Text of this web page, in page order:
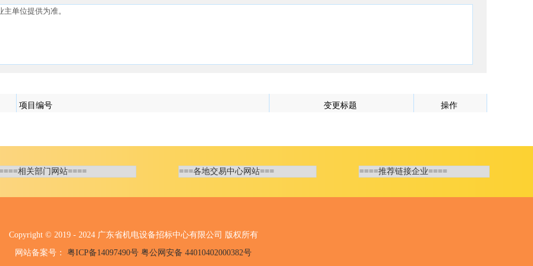
Copyright © 2019 - 2024 广东省机电设备招标中心有限公司 版权所有
网站备案号： 粤ICP备14097490号 粤公网安备 44010402000382号